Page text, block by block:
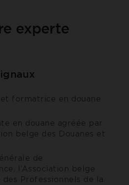
experte
formatrice en douane
en douane agréée par
belge des Douanes et
de
l’Association belge
Professionnels de la